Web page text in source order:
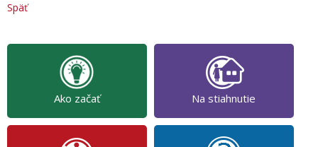
Späť
Ako začať Na stiahnutie